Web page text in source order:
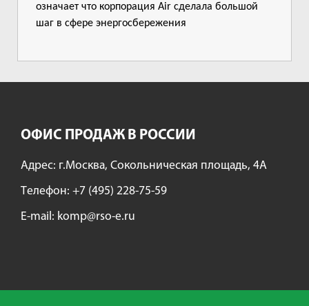
означает что корпорация Air сделала большой
шаг в сфере энергосбережения
ОФИС ПРОДАЖ В РОССИИ
Адрес: г.Москва, Сокольническая площадь, 4А
Tелефон: +7 (495) 228-75-59
E-mail: komp@rso-e.ru